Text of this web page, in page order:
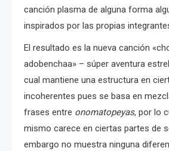
canción plasma de alguna forma
inspirados por las propias
El resultado es la nueva canción
adobenchaa» – súper aventura
cual mantiene una estructura en
incoherentes pues se basa en
frases entre onomatopeyas, por lo
mismo carece en ciertas partes de
embargo no muestra ninguna